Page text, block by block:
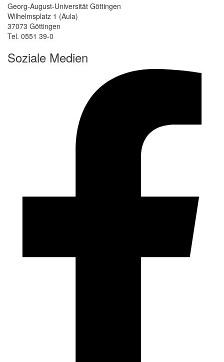
Georg-August-Universität Göttingen
Wilhelmsplatz 1 (Aula)
37073 Göttingen
Tel. 0551 39-0
Soziale Medien